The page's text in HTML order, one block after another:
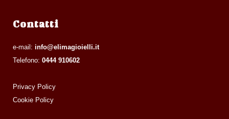
Contatti
e-mail: info@elimagioielli.it
Telefono: 0444 910602
Privacy Policy
Cookie Policy